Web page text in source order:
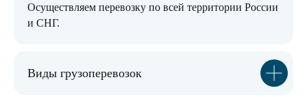
Осуществляем перевозку по всей территории России
и СНГ.
Виды грузоперевозок